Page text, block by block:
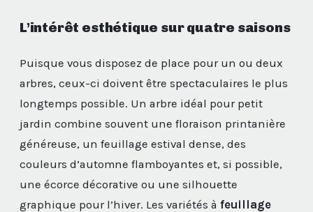
L’intérêt esthétique sur quatre saisons
Puisque vous disposez de place pour un ou deux
arbres, ceux-ci doivent être spectaculaires le plus
longtemps possible. Un arbre idéal pour petit
jardin combine souvent une floraison printanière
généreuse, un feuillage estival dense, des
couleurs d’automne flamboyantes et, si possible,
une écorce décorative ou une silhouette
graphique pour l’hiver. Les variétés à feuillage